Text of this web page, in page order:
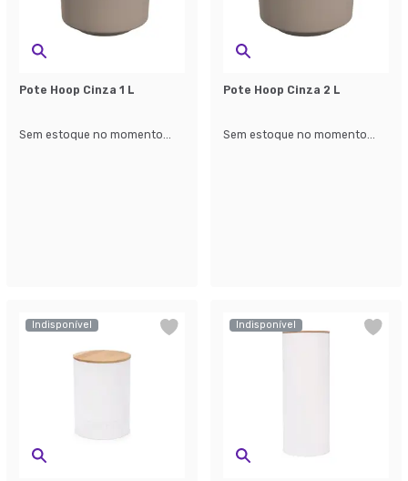
Pote Hoop Cinza 1 L
Sem estoque no momento...
Pote Hoop Cinza 2 L
Sem estoque no momento...
Indisponível Indisponível